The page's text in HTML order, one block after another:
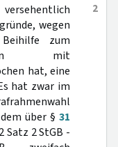
2
wegen
zum
mit
hat, eine
hat zwar im
über § 31
Satz 2 StGB -